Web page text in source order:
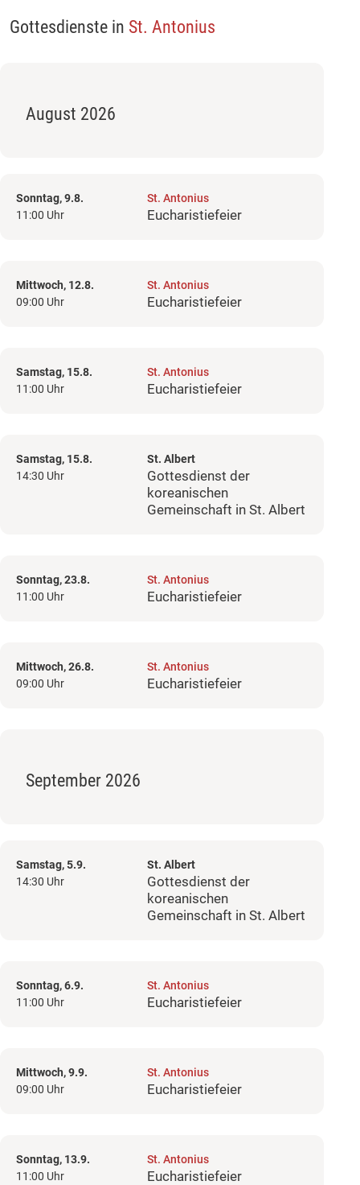
Gottesdienste in St. Antonius
August 2026
Sonntag, 9.8.
St. Antonius
11:00 Uhr
Eucharistiefeier
Mittwoch, 12.8.
St. Antonius
09:00 Uhr
Eucharistiefeier
Samstag, 15.8.
St. Antonius
11:00 Uhr
Eucharistiefeier
Samstag, 15.8.
St. Albert
14:30 Uhr
Gottesdienst der
koreanischen
Gemeinschaft in St. Albert
Sonntag, 23.8.
St. Antonius
11:00 Uhr
Eucharistiefeier
Mittwoch, 26.8.
St. Antonius
09:00 Uhr
Eucharistiefeier
September 2026
Samstag, 5.9.
St. Albert
14:30 Uhr
Gottesdienst der
koreanischen
Gemeinschaft in St. Albert
Sonntag, 6.9.
St. Antonius
11:00 Uhr
Eucharistiefeier
Mittwoch, 9.9.
St. Antonius
09:00 Uhr
Eucharistiefeier
Sonntag, 13.9.
St. Antonius
11:00 Uhr
Eucharistiefeier